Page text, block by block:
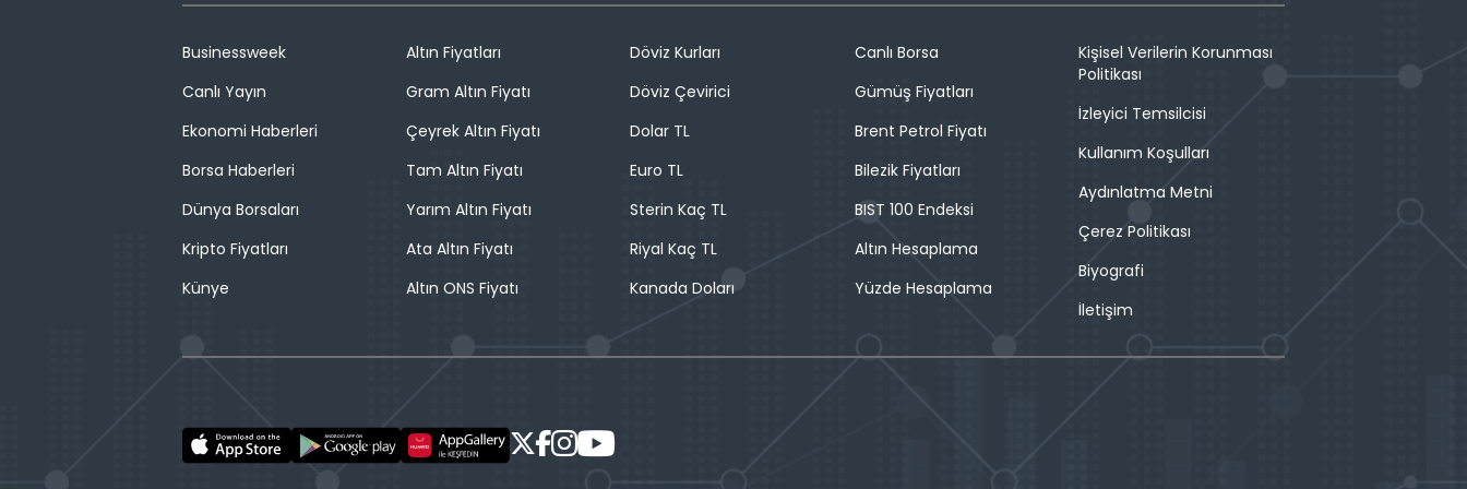
Businessweek
Canlı Yayın
Ekonomi Haberleri
Borsa Haberleri
Dünya Borsaları
Kripto Fiyatları
Künye
Altın Fiyatları
Gram Altın Fiyatı
Çeyrek Altın Fiyatı
Tam Altın Fiyatı
Yarım Altın Fiyatı
Ata Altın Fiyatı
Altın ONS Fiyatı
Döviz Kurları
Döviz Çevirici
Dolar TL
Euro TL
Sterin Kaç TL
Riyal Kaç TL
Kanada Doları
Canlı Borsa
Gümüş Fiyatları
Brent Petrol Fiyatı
Bilezik Fiyatları
BIST 100 Endeksi
Altın Hesaplama
Yüzde Hesaplama
Kişisel Verilerin Korunması
Politikası
İzleyici Temsilcisi
Kullanım Koşulları
Aydınlatma Metni
Çerez Politikası
Biyografi
İletişim